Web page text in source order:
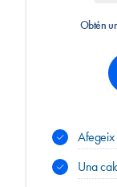
Obtén
Afegeix
Una